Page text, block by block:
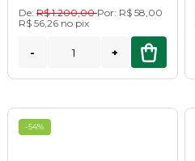
De: R$ 1.200,00Por: R$ 58,00
R$ 56,26 no pix
- +
-54%